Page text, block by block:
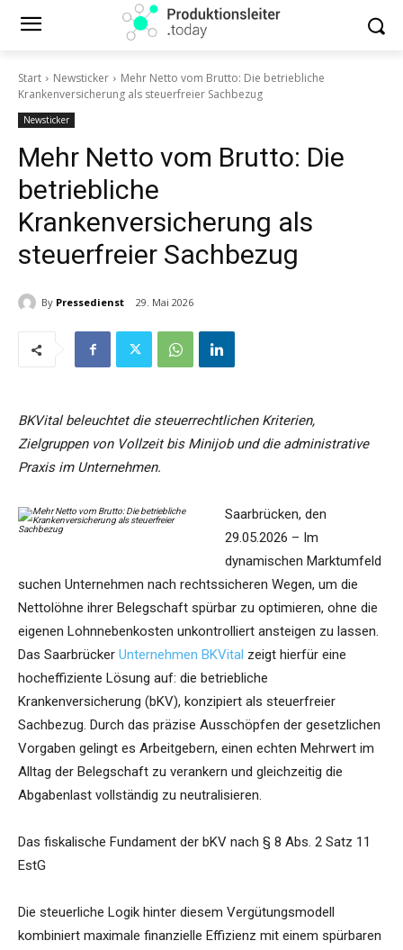
Start Newsticker
Mehr Netto vom Brutto: Die betriebliche
Krankenversicherung als steuerfreier Sachbezug
Newsticker
Mehr Netto vom Brutto: Die
betriebliche
Krankenversicherung als
steuerfreier Sachbezug
By Pressedienst 29. Mai 2026
BKVital beleuchtet die steuerrechtlichen Kriterien,
Zielgruppen von Vollzeit bis Minijob und die administrative
Praxis im Unternehmen.
Saarbrücken, den
29.05.2026 – Im
dynamischen Marktumfeld
suchen Unternehmen nach rechtssicheren Wegen, um die
Nettolöhne ihrer Belegschaft spürbar zu optimieren, ohne die
eigenen Lohnnebenkosten unkontrolliert ansteigen zu lassen.
Das Saarbrücker Unternehmen BKVital zeigt hierfür eine
hocheffiziente Lösung auf: die betriebliche
Krankenversicherung (bKV), konzipiert als steuerfreier
Sachbezug. Durch das präzise Ausschöpfen der gesetzlichen
Vorgaben gelingt es Arbeitgebern, einen echten Mehrwert im
Alltag der Belegschaft zu verankern und gleichzeitig die
Abgabenlast vollständig zu neutralisieren.
Das fiskalische Fundament der bKV nach § 8 Abs. 2 Satz 11
EstG
Die steuerliche Logik hinter diesem Vergütungsmodell
kombiniert maximale finanzielle Effizienz mit einem spürbaren